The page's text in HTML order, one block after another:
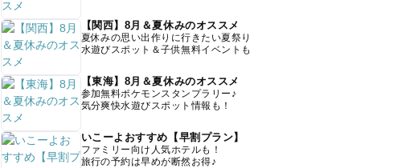
【関西】8月＆夏休みのオススメ
夏休みの思い出作りに行きたい夏祭り
水遊びスポット＆子供無料イベントも
【東海】8月＆夏休みのオススメ
参加無料ポケモンスタンプラリー♪
気分爽快水遊びスポット情報も！
いこーよおすすめ【早割プラン】
ファミリー向け人気ホテルも！
旅行の予約は早めが断然お得♪